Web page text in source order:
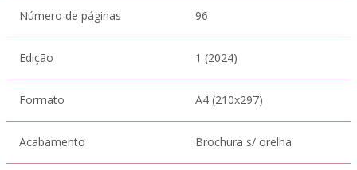
Número de páginas 96
Edição 1 (2024)
Formato A4 (210x297)
Acabamento Brochura s/ orelha